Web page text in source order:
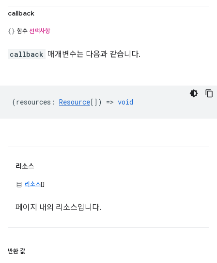
callback
함수 선택사항
callback 매개변수는 다음과 같습니다.
(resources : Resource[]) => void
리소스
리소스[]
페이지 내의 리소스입니다.
반환 값